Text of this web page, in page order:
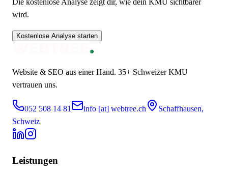
Die kostenlose Analyse zeigt dir, wie dein KMU sichtbarer
wird.
Kostenlose Analyse starten
Website & SEO aus einer Hand. 35+ Schweizer KMU
vertrauen uns.
052 508 14 81 info [at] webtree.ch
Schaffhausen,
Schweiz
Leistungen